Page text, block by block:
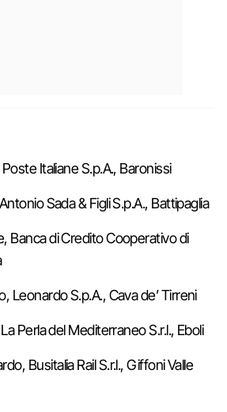
Italiane S.p.A., Baronissi
Sada & Figli S.p.A., Battipaglia
Banca di Credito Cooperativo di
Leonardo S.p.A., Cava de’ Tirreni
Perla del Mediterraneo S.r.l., Eboli
Busitalia Rail S.r.l., Giffoni Valle